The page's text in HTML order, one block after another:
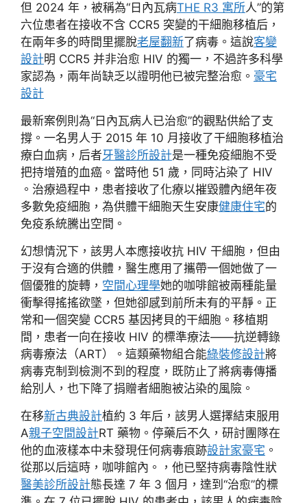
但 2024 年，被稱為“日內瓦病THE R3 寓所人”的第
六位患者在接收不含 CCR5 突變的干細胞移植后，
在兩年多的時間里擺脫老屋翻新了病毒。這說客變
設計明 CCR5 并非治愈 HIV 的獨一，不過許多科學
家認為，兩年尚缺乏以證明他已被完整治愈。 豪宅
設計
最新案例則為“日內瓦病人已治愈”的觀點供給了支
撐。一名男人于 2015 年 10 月接收了干細胞移植治
療白血病，后者牙醫診所設計是一種免疫細胞不受
把持增殖的血癌。當時他 51 歲，同時沾染了 HIV
。治療過程中，患者接收了化療以摧毀體內絕年夜
多數免疫細胞，為供體干細胞天生安康健康住宅的
免疫系統騰出空間。
幻想情況下，該男人本應接收抗 HIV 干細胞，但由
于沒有合適的供體，醫生應用了攜帶一個她做了一
個優雅的旋轉， 空間心理學她的咖啡館被兩種能量
衝擊得搖搖欲墜，但她卻感到前所未有的平靜。正
常和一個突變 CCR5 基因拷貝的干細胞。移植期
間，患者一向在接收 HIV 的標準療法——抗逆轉錄
病毒療法（ART）。這類藥物組合能綠裝修設計將
病毒克制到檢測不到的程度，既防止了將病毒傳播
給別人，也下降了捐贈者細胞被沾染的風險。
在移新古典設計植約 3 年后，該男人選擇結束服用
A親子空間設計RT 藥物。停藥后不久，研討團隊在
他的血液樣本中未發現任何病毒痕跡設計家豪宅 。
從那以后這時，咖啡館內。，他已堅持病毒陰性狀
醫美診所設計態長達 7 年 3 個月，達到“治愈”的標